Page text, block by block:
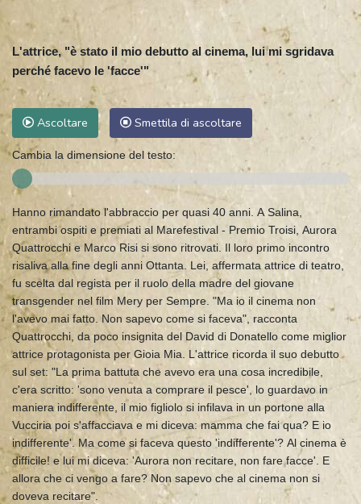
L'attrice, "è stato il mio debutto al cinema, lui mi sgridava
perché facevo le 'facce'"
Ascoltare Smettila di ascoltare
Cambia la dimensione del testo:
Hanno rimandato l'abbraccio per quasi 40 anni. A Salina,
entrambi ospiti e premiati al Marefestival - Premio Troisi, Aurora
Quattrocchi e Marco Risi si sono ritrovati. Il loro primo incontro
risaliva alla fine degli anni Ottanta. Lei, affermata attrice di teatro,
fu scelta dal regista per il ruolo della madre del giovane
transgender nel film Mery per Sempre. "Ma io il cinema non
l'avevo mai fatto. Non sapevo come si faceva", racconta
Quattrocchi, da poco insignita del David di Donatello come miglior
attrice protagonista per Gioia Mia. L'attrice ricorda il suo debutto
sul set: "La prima battuta che avevo era una cosa incredibile,
c'era scritto: 'sono venuta a comprare il pesce', lo guardavo in
maniera indifferente, il mio figliolo si infilava in un portone alla
Vucciria poi s'affacciava e mi diceva: mamma che fai qua? E io
indifferente'. Ma come si faceva questo 'indifferente'? Al cinema è
difficile! e lui mi diceva: 'Aurora non recitare, non fare facce'. E
allora che ci vengo a fare? Non sapevo che al cinema non si
doveva recitare".